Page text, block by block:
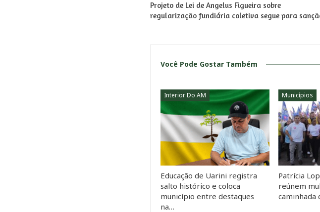
Projeto de Lei de Angelus Figueira sobre
regularização fundiária coletiva segue para
Você Pode Gostar Também
Interior Do AM
Educação de Uarini registra
salto histórico e coloca
município entre destaques
na…
Municípios
Patrícia
reúnem
caminhada